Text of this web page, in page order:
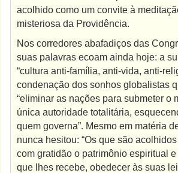
acolhido como um convite à
misteriosa da Providência.
Nos corredores abafadiços das
suas palavras ecoam ainda hoje: a
“cultura anti-família, anti-vida, anti-
condenação dos sonhos globalistas
“eliminar as nações para submeter o
única autoridade totalitária,
quem governa”. Mesmo em matéria
nunca hesitou: “Os que são
com gratidão o patrimônio espiritual
que lhes recebe, obedecer às suas